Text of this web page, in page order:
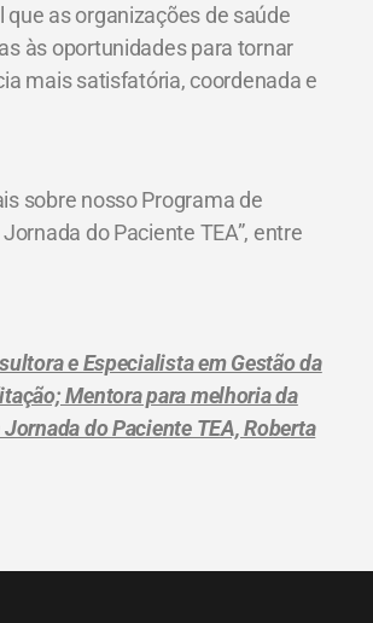
que as organizações de saúde
às oportunidades para tornar
mais satisfatória, coordenada e
sobre nosso Programa de
do Paciente TEA”, entre
e Especialista em Gestão da
Mentora para melhoria da
do Paciente TEA, Roberta